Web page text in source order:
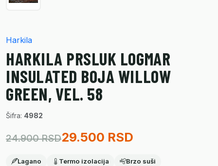
Harkila
HARKILA PRSLUK LOGMAR
INSULATED BOJA WILLOW
GREEN, VEL. 58
Šifra: 4982
24.900 RSD29.500 RSD
Lagano Termo izolacija Brzo suši